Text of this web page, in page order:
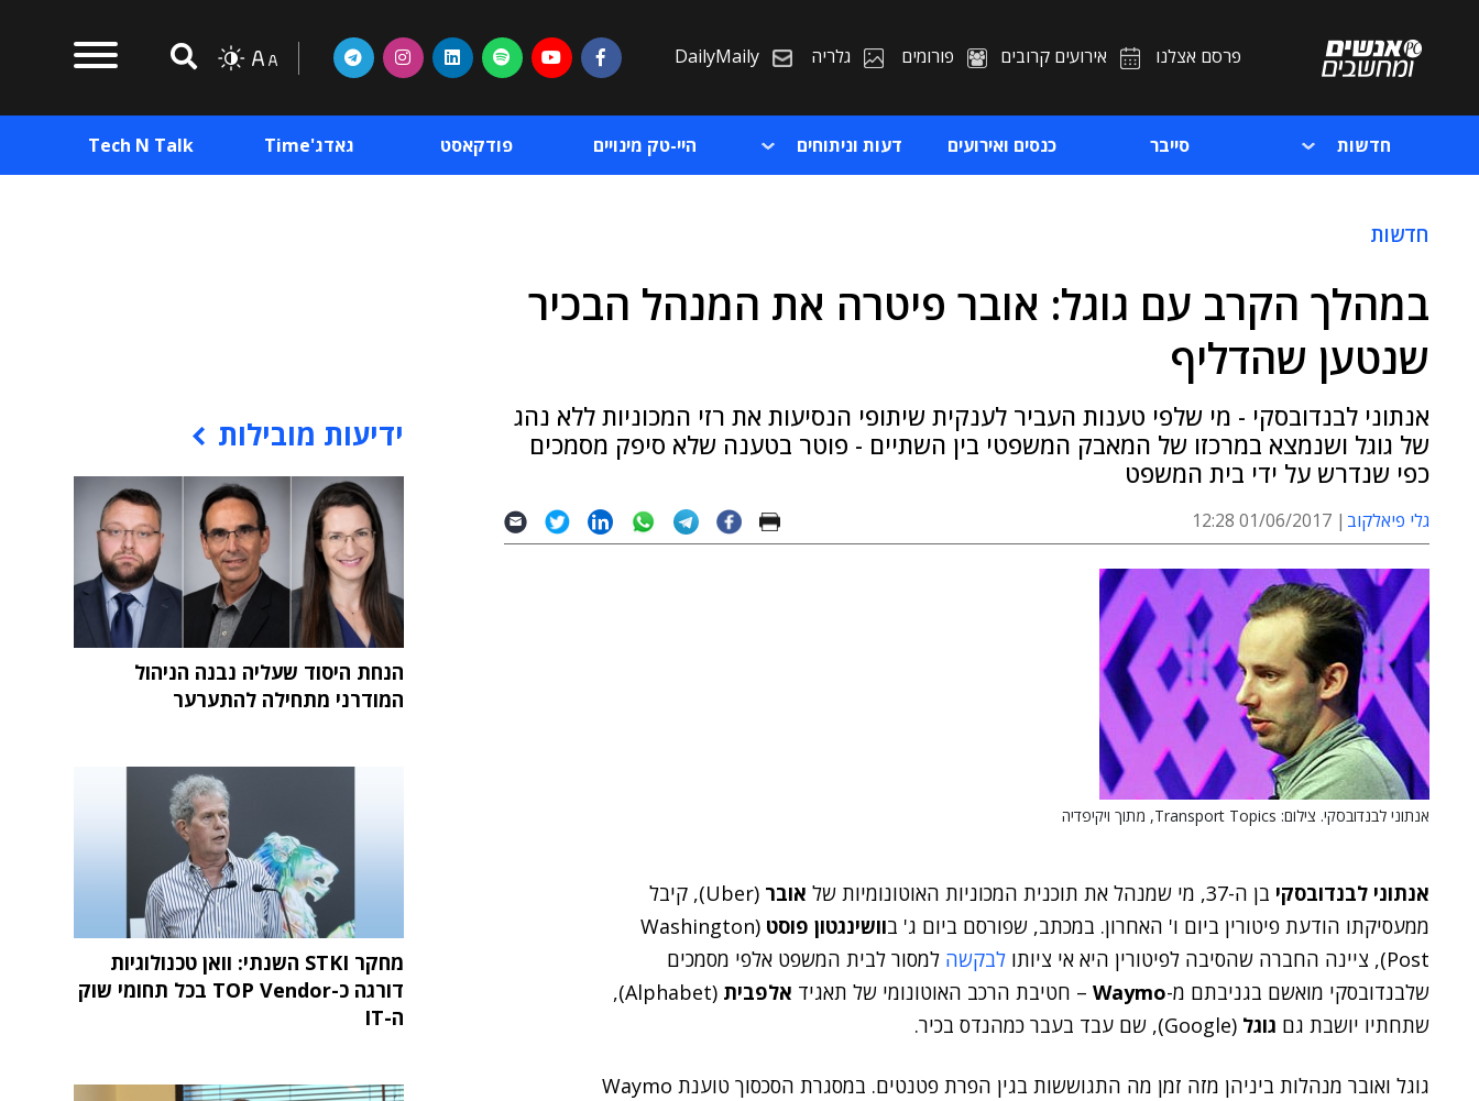
פרסם אצלנו אירועים קרובים פורומים גלריה DailyMaily
חדשות סייבר כנסים ואירועים דעות וניתוחים היי-טק מינויים פודקאסט גאדג'Time Tech N Talk
חדשות
במהלך הקרב עם גוגל: אובר פיטרה את המנהל הבכיר
שנטען שהדליף
אנתוני לבנדובסקי - מי שלפי טענות העביר לענקית שיתופי הנסיעות את רזי המכוניות ללא נהג
של גוגל ושנמצא במרכזו של המאבק המשפטי בין השתיים - פוטר בטענה שלא סיפק מסמכים
כפי שנדרש על ידי בית המשפט
גלי פיאלקוב 01/06/2017 12:28
אנתוני לבנדובסקי. צילום: Transport Topics, מתוך ויקיפדיה
אנתוני לבנדובסקי בן ה-37, מי שמנהל את תוכנית המכוניות האוטונומיות של אובר
(Uber), קיבל
ממעסיקתו הודעת פיטורין ביום ו' האחרון. במכתב, שפורסם ביום ג' בוושינגטון פוסט (Washington
Post), ציינה החברה שהסיבה לפיטורין היא אי ציותו
לבקשה למסור לבית המשפט אלפי מסמכים
שלבנדובסקי מואשם בגניבתם מ-Waymo – חטיבת הרכב האוטונומי של תאגיד אלפבית
(Alphabet),
שתחתיו יושבת גם גוגל (Google), שם עבד בעבר כמהנדס בכיר.
גוגל ואובר מנהלות ביניהן מזה זמן מה התגוששות בגין הפרת פטנטים. במסגרת הסכסוך טוענת Waymo
ידיעות מובילות
הנחת היסוד שעליה נבנה הניהול
המודרני מתחילה להתערער
מחקר STKI השנתי: וואן טכנולוגיות
דורגה כ-TOP Vendor בכל תחומי שוק
ה-IT